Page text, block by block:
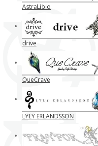
AstraLibio
drive
QueCrave
LYLY ERLANDSSON